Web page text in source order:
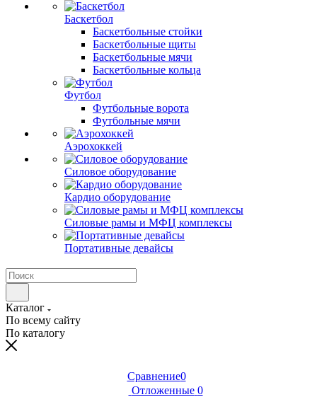
Баскетбол
Баскетбольные стойки
Баскетбольные щиты
Баскетбольные мячи
Баскетбольные кольца
Футбол
Футбольные ворота
Футбольные мячи
Аэрохоккей
Силовое оборудование
Кардио оборудование
Силовые рамы и МФЦ комплексы
Портативные девайсы
Каталог
По всему сайту
По каталогу
Сравнение0
Отложенные 0